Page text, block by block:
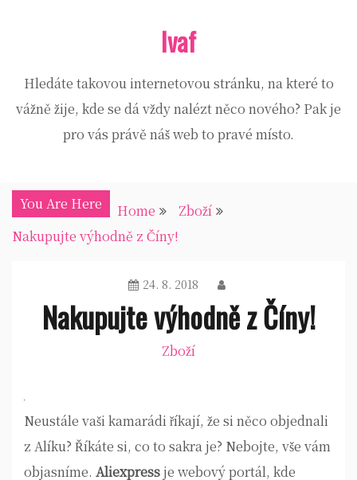
Ivaf
Hledáte takovou internetovou stránku, na které to
vážně žije, kde se dá vždy nalézt něco nového? Pak je
pro vás právě náš web to pravé místo.
You Are Here Home
Zboží
Nakupujte výhodně z Číny!
24. 8. 2018
Nakupujte výhodně z Číny!
Zboží
Neustále vaši kamarádi říkají, že si něco objednali
z Alíku? Říkáte si, co to sakra je? Nebojte, vše vám
objasníme. Aliexpressje webový portál, kde